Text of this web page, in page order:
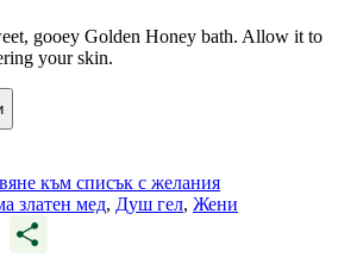
gooey Golden Honey bath. Allow it to
your skin.
към списък с желания
златен мед, Душ гел, Жени
Messenger